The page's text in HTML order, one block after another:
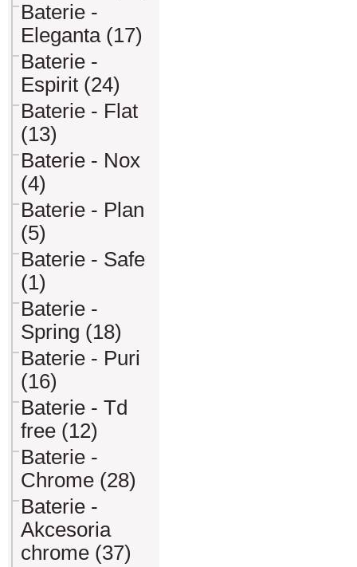
Baterie -
Eleganta (17)
Baterie -
Espirit (24)
Baterie - Flat
(13)
Baterie - Nox
(4)
Baterie - Plan
(5)
Baterie - Safe
(1)
Baterie -
Spring (18)
Baterie - Puri
(16)
Baterie - Td
free (12)
Baterie -
Chrome (28)
Baterie -
Akcesoria
chrome (37)